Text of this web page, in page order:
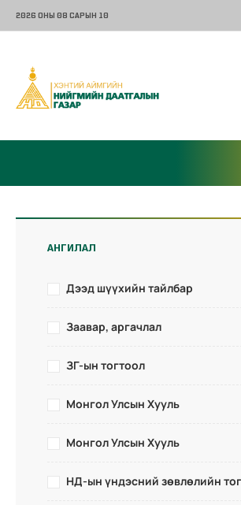
2026 ОНЫ 08 САРЫН 10
АНГИЛАЛ
Дээд шүүхийн тайлбар
Заавар, аргачлал
ЗГ-ын тогтоол
Монгол Улсын Хууль
Монгол Улсын Хууль
НД-ын үндэсний зөвлөлийн